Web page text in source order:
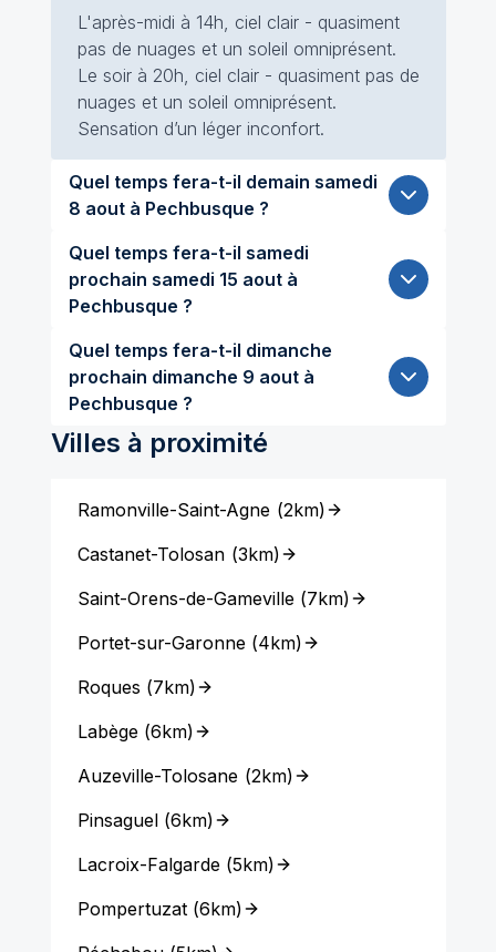
L'après-midi à 14h, ciel clair - quasiment
pas de nuages et un soleil omniprésent.
Le soir à 20h, ciel clair - quasiment pas de
nuages et un soleil omniprésent.
Sensation d’un léger inconfort.
Quel temps fera-t-il demain samedi
8 aout à Pechbusque ?
Quel temps fera-t-il samedi
prochain samedi 15 aout à
Pechbusque ?
Quel temps fera-t-il dimanche
prochain dimanche 9 aout à
Pechbusque ?
Villes à proximité
Ramonville-Saint-Agne (2km)
Castanet-Tolosan (3km)
Saint-Orens-de-Gameville(7km)
Portet-sur-Garonne(4km)
Roques (7km)
Labège(6km)
Auzeville-Tolosane (2km)
Pinsaguel(6km)
Lacroix-Falgarde(5km)
Pompertuzat(6km)